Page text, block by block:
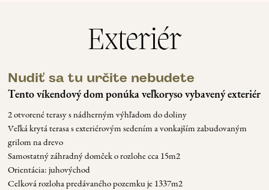
Exteriér
Nudiť sa tu určite nebudete
Tento víkendový dom ponúka veľkoryso vybavený exteriér
2 otvorené terasy s nádherným výhľadom do doliny
Veľká krytá terasa s exteriérovým sedením a vonkajším zabudovaným
grilom na drevo
Samostatný záhradný domček o rozlohe cca 15m2
Orientácia: juhovýchod
Celková rozloha predávaného pozemku je 1337m2